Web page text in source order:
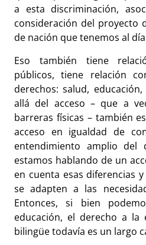
a esta discriminación,
consideración del proyecto
de nación que tenemos al
Eso también tiene
públicos, tiene relación
derechos: salud,
allá del acceso – que a
barreras físicas – también
acceso en igualdad de
entendimiento amplio del
estamos hablando de un
en cuenta esas diferencias
se adapten a las
Entonces, si bien
educación, el derecho a la
bilingüe todavía es un largo